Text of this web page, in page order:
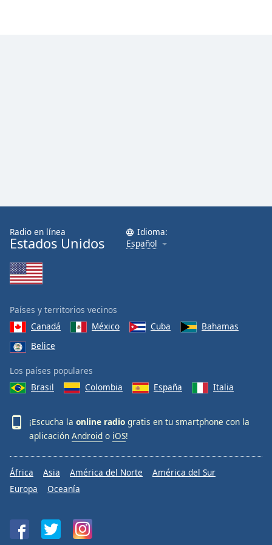
Radio en línea
Estados Unidos
Idioma:
Español
Países y territorios vecinos
Canadá
México Cuba
Bahamas
Belice
Los países populares
Brasil
Colombia España Italia
¡Escucha la online radio gratis en tu smartphone con la
aplicación Android o iOS!
África Asia América del Norte
América del Sur
Europa
Oceanía